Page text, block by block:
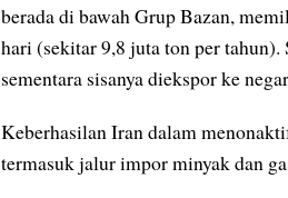
berada di bawah Grup Bazan,
hari (sekitar 9,8 juta ton per
sementara sisanya diekspor ke
Keberhasilan Iran dalam
termasuk jalur impor minyak dan